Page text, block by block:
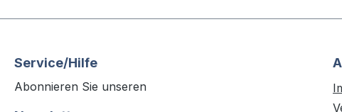
Service/Hilfe
Abonnieren Sie unseren